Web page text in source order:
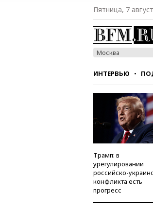
Пятница, 7
Москва
ИНТЕРВЬЮ
СТИЛЬ ТЕСТЫ
Трамп: в
урегулировании
российско-
конфликта есть
прогресс